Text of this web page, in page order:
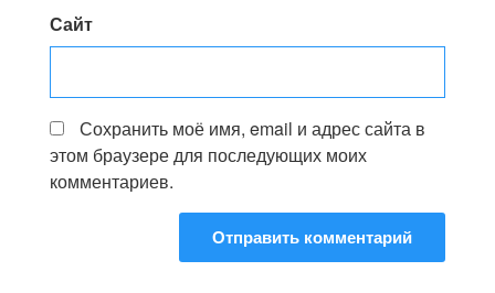
Сайт
Сохранить моё имя, email и адрес сайта в
этом браузере для последующих моих
комментариев.